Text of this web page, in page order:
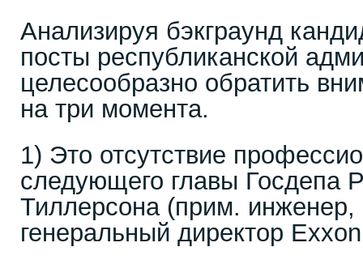
Анализируя бэкграунд
посты республиканской
целесообразно обратить
на три момента.
1) Это отсутствие
следующего главы Госдепа
Тиллерсона (прим. инженер,
генеральный директор